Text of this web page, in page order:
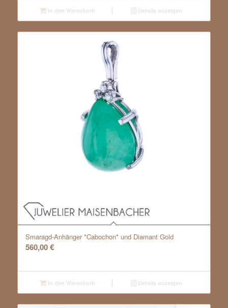
In den Warenkorb Details anzeigen
Smaragd-Anhänger *Cabochon* und Diamant Gold
560,00€
In den Warenkorb Details anzeigen